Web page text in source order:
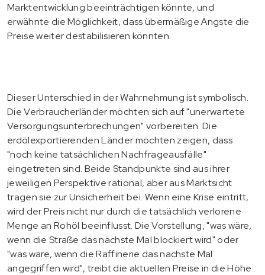
Marktentwicklung beeinträchtigen könnte, und
erwähnte die Möglichkeit, dass übermäßige Ängste die
Preise weiter destabilisieren könnten.
Dieser Unterschied in der Wahrnehmung ist symbolisch.
Die Verbraucherländer möchten sich auf "unerwartete
Versorgungsunterbrechungen" vorbereiten. Die
erdölexportierenden Länder möchten zeigen, dass
"noch keine tatsächlichen Nachfrageausfälle"
eingetreten sind. Beide Standpunkte sind aus ihrer
jeweiligen Perspektive rational, aber aus Marktsicht
tragen sie zur Unsicherheit bei. Wenn eine Krise eintritt,
wird der Preis nicht nur durch die tatsächlich verlorene
Menge an Rohöl beeinflusst. Die Vorstellung, "was wäre,
wenn die Straße das nächste Mal blockiert wird" oder
"was wäre, wenn die Raffinerie das nächste Mal
angegriffen wird", treibt die aktuellen Preise in die Höhe.